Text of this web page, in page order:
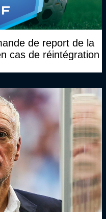
de report de la
cas de réintégration